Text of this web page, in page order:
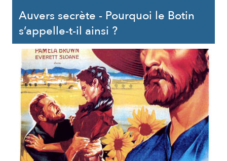
Auvers secrète - Pourquoi le Botin
s’appelle-t-il ainsi ?